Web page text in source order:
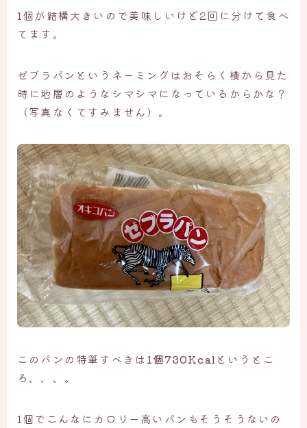
1個が結構大きいので美味しいけど2回に分けて食べ
てます。
ゼブラパンというネーミングはおそらく横から見た
時に地層のようなシマシマになっているからかな？
（写真なくてすみません）。
このパンの特筆すべきは1個730Kcal というとこ
ろ、、、。
1個でこんなにカロリー高いパンもそうそうないの